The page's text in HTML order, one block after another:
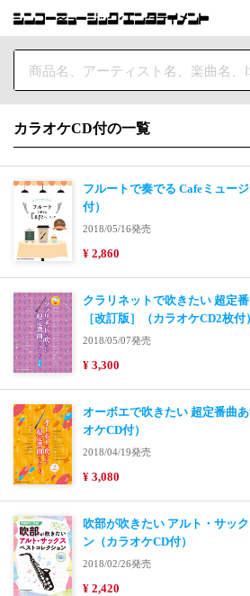
カラオケCD付の一覧
フルートで奏でる Cafeミュー
付）
2018/05/16発売
¥ 2,860
クラリネットで吹きたい 超定番
［改訂版］（カラオケCD2枚付）
2018/05/07発売
¥ 3,300
オーボエで吹きたい 超定番曲
オケCD付）
2018/04/19発売
¥ 3,080
吹部が吹きたい アルト・サッ
ン（カラオケCD付）
2018/02/26発売
¥ 2,420